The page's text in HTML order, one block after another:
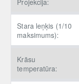
Projekcija:
Stara leņķis (1/10
maksimums):
Krāsu
temperatūra: